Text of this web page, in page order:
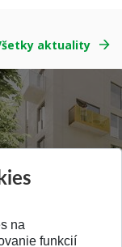
aktuality
Pridané 03.07.2026
na
funkcií